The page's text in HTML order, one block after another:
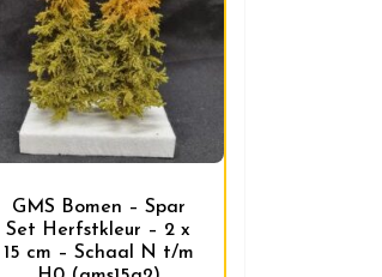
GMS Bomen – Spar
Set Herfstkleur – 2 x
15 cm – Schaal N t/m